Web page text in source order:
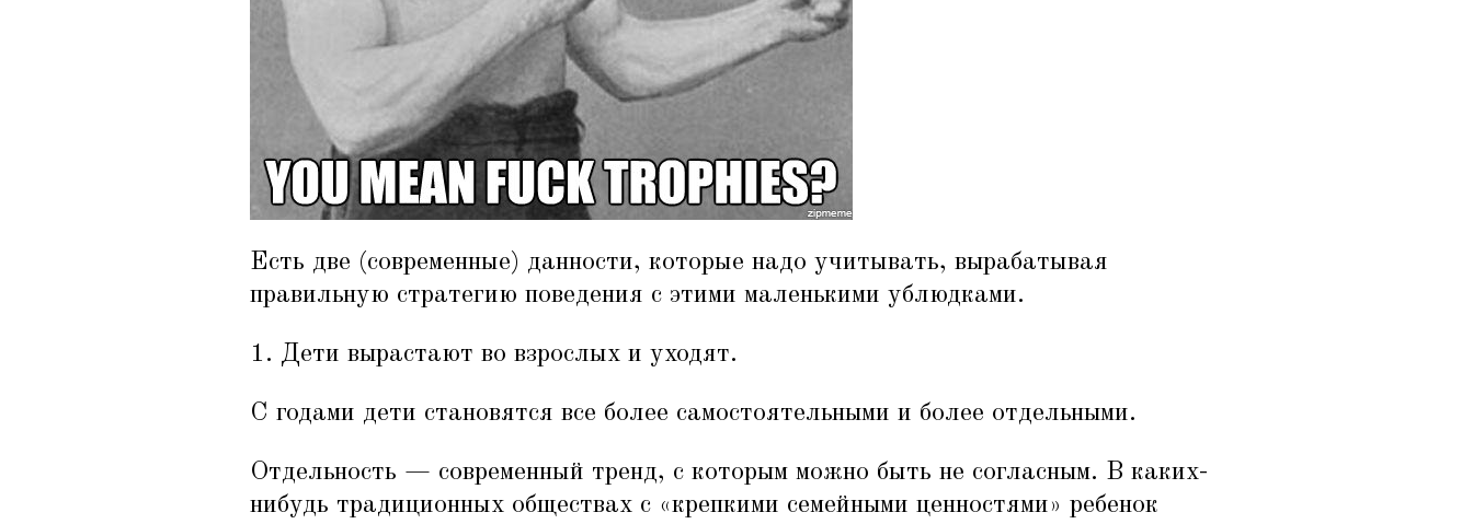
Есть две (современные) данности, которые надо учитывать, вырабатывая
правильную стратегию поведения с этими маленькими ублюдками.
1. Дети вырастают во взрослых и уходят.
С годами дети становятся все более самостоятельными и более отдельными.
Отдельность — современный тренд, с которым можно быть не согласным. В каких-
нибудь традиционных обществах с «крепкими семейными ценностями» ребенок